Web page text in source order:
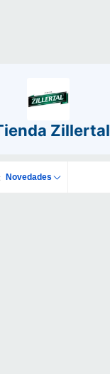
Zillertal
Novedades